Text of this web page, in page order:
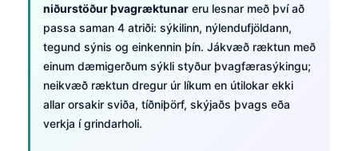
niðurstöður þvagræktunar eru lesnar með því að
passa saman 4 atriði: sýkilinn, nýlendufjöldann,
tegund sýnis og einkennin þín. Jákvæð ræktun með
einum dæmigerðum sýkli styður þvagfærasýkingu;
neikvæð ræktun dregur úr líkum en útilokar ekki
allar orsakir sviða, tíðniþörf, skýjaðs þvags eða
verkja í grindarholi.